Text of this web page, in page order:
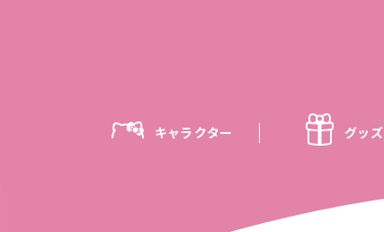
キャラクター グッズ